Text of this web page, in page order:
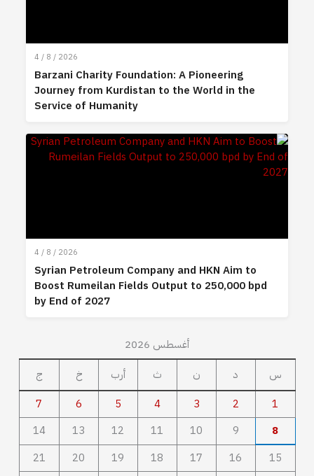
4 / 8 / 2026
Barzani Charity Foundation: A Pioneering
Journey from Kurdistan to the World in the
Service of Humanity
4 / 8 / 2026
Syrian Petroleum Company and HKN Aim to
Boost Rumeilan Fields Output to 250,000 bpd
by End of 2027
أغسطس 2026
س
د ن ث أرب خ
ج
1
2
3
4
5
6
7
8
9
10
11
12
13
14
15
16
17
18
19
20
21